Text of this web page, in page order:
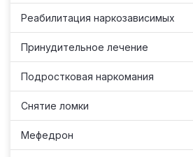
Реабилитация наркозависимых
Принудительное лечение
Подростковая наркомания
Снятие ломки
Мефедрон